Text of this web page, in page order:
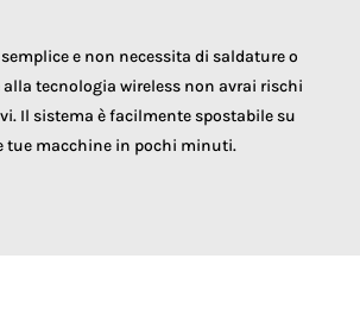
e non necessita di saldature o
alla tecnologia wireless non avrai rischi
Il sistema è facilmente spostabile su
tue macchine in pochi minuti.